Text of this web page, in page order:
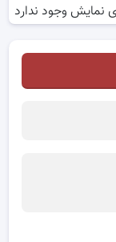
نمایش وجود ندارد